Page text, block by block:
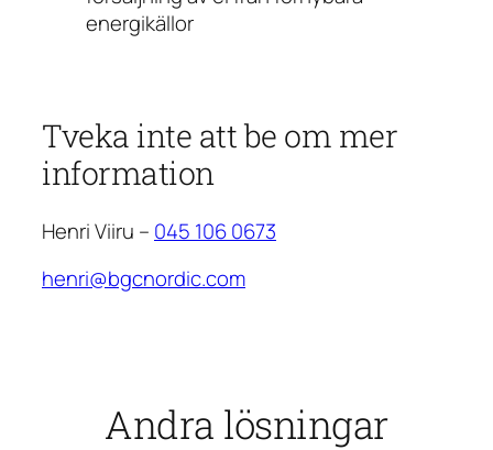
energikällor
Tveka inte att be om mer
information
Henri Viiru – 045 106 0673
henri@bgcnordic.com
Andra lösningar